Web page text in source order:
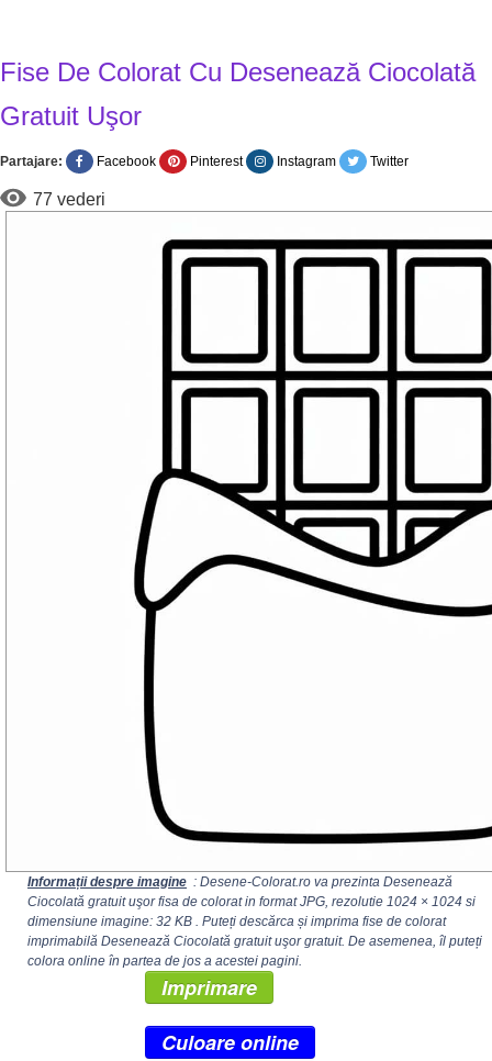
Fise De Colorat Cu Desenează Ciocolată
Gratuit Uşor
Partajare: Facebook Pinterest Instagram Twitter
77 vederi
Informații despre imagine : Desene-Colorat.ro va prezinta Desenează
Ciocolată gratuit uşor fisa de colorat in format JPG, rezolutie 1024 × 1024 si
dimensiune imagine: 32 KB . Puteți descărca și imprima fise de colorat
imprimabilă Desenează Ciocolată gratuit uşor gratuit. De asemenea, îl puteți
colora online în partea de jos a acestei pagini.
Imprimare
Culoare online